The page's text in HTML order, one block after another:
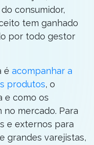
consumidor,
tem ganhado
por todo gestor
é acompanhar a
produtos, o
e como os
mercado. Para
e externos para
grandes varejistas,